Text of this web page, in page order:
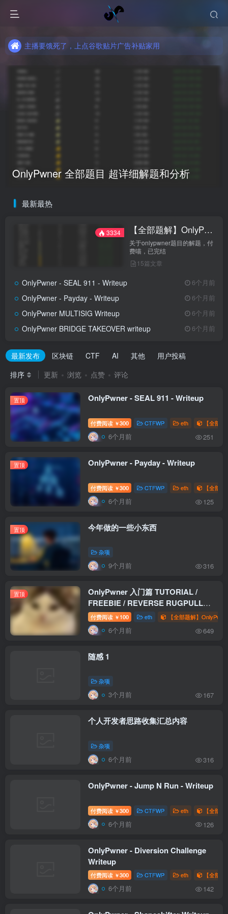
主播要饿死了，上点谷歌贴片广告补贴家用
主播要饿死了，上点谷歌贴片广告补贴家用
OnlyPwner 全部题目 超详细解题和分析
最新最热
3334 【全部题解】OnlyPwner
关于onlypwner题目的解题，付
费喵，已完结
15篇文章
OnlyPwner - SEAL 911 - Writeup 6个月前
OnlyPwner - Payday - Writeup 6个月前
OnlyPwner MULTISIG Writeup 6个月前
OnlyPwner BRIDGE TAKEOVER writeup 6个月前
最新发布 区块链 CTF AI 其他
用户投稿
排序
更新 浏览 点赞 评论
置顶 OnlyPwner - SEAL 911 - Writeup
付费阅读 ￥300 CTFWP eth 【全部
6个月前 251
置顶 OnlyPwner - Payday - Writeup
付费阅读 ￥300 CTFWP eth 【全部
6个月前 125
置顶 今年做的一些小东西
杂项
9个月前 316
置顶
OnlyPwner 入门篇 TUTORIAL /
FREEBIE / REVERSE RUGPULL
WriteUp
付费阅读 ￥ 100 eth 【全部题解】
6个月前 649
随感 1
杂项
3个月前 167
个人开发者思路收集汇总内容
杂项
6个月前 316
OnlyPwner - Jump N Run - Writeup
付费阅读 ￥300 CTFWP eth 【全部
6个月前 126
OnlyPwner - Diversion Challenge
Writeup
付费阅读 ￥300 CTFWP eth 【全部
6个月前 142